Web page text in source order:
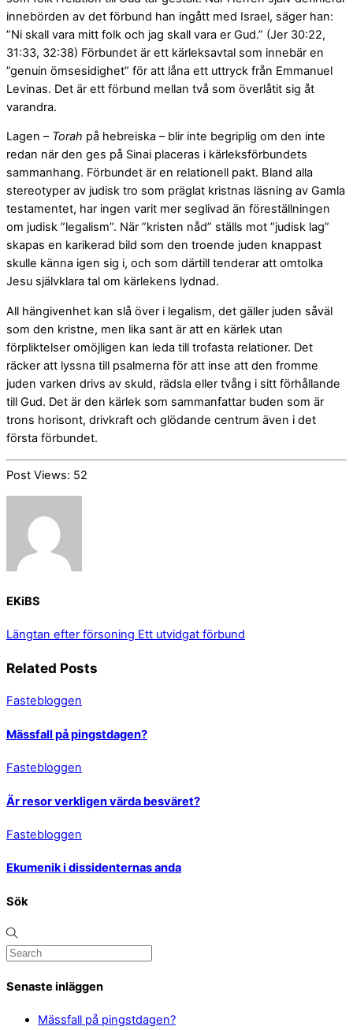
innebörden av det förbund han ingått med Israel, säger han:
”Ni skall vara mitt folk och jag skall vara er Gud.” (Jer 30:22,
31:33, 32:38) Förbundet är ett kärleksavtal som innebär en
”genuin ömsesidighet” för att låna ett uttryck från Emmanuel
Levinas. Det är ett förbund mellan två som överlåtit sig åt
varandra.
Lagen – Torah på hebreiska – blir inte begriplig om den inte
redan när den ges på Sinai placeras i kärleksförbundets
sammanhang. Förbundet är en relationell pakt. Bland alla
stereotyper av judisk tro som präglat kristnas läsning av Gamla
testamentet, har ingen varit mer seglivad än föreställningen
om judisk ”legalism”. När ”kristen nåd” ställs mot ”judisk lag”
skapas en karikerad bild som den troende juden knappast
skulle känna igen sig i, och som därtill tenderar att omtolka
Jesu självklara tal om kärlekens lydnad.
All hängivenhet kan slå över i legalism, det gäller juden såväl
som den kristne, men lika sant är att en kärlek utan
förpliktelser omöjligen kan leda till trofasta relationer. Det
räcker att lyssna till psalmerna för att inse att den fromme
juden varken drivs av skuld, rädsla eller tvång i sitt förhållande
till Gud. Det är den kärlek som sammanfattar buden som är
trons horisont, drivkraft och glödande centrum även i det
första förbundet.
Post Views: 52
EKiBS
Längtan efter försoning Ett utvidgat förbund
Related Posts
Fastebloggen
Mässfall på pingstdagen?
Fastebloggen
Är resor verkligen värda besväret?
Fastebloggen
Ekumenik i dissidenternas anda
Sök
Senaste inläggen
Mässfall på pingstdagen?